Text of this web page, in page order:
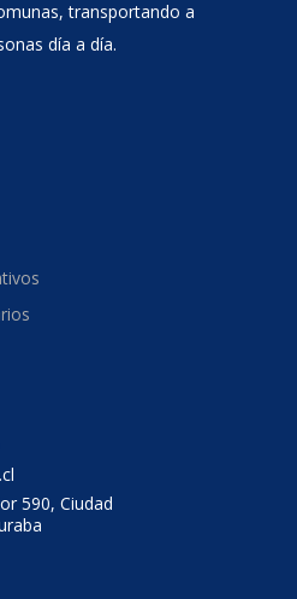
transportando a
día a día.
590, Ciudad